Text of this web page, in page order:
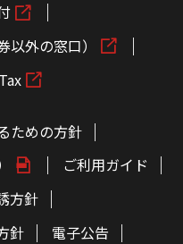
外の窓口）
ための方針
ご利用ガイド
方針
針
電子公告